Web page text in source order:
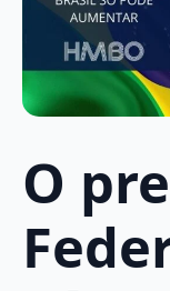
O